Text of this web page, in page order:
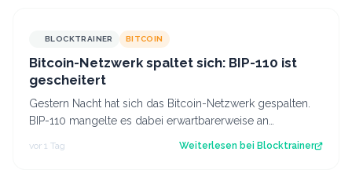
BLOCKTRAINER BITCOIN
Bitcoin-Netzwerk spaltet sich: BIP-110 ist
gescheitert
Gestern Nacht hat sich das Bitcoin-Netzwerk gespalten.
BIP-110 mangelte es dabei erwartbarerweise an
Unterstützung der Miner, weshalb es ges…
vor 1 Tag Weiterlesen bei Blocktrainer